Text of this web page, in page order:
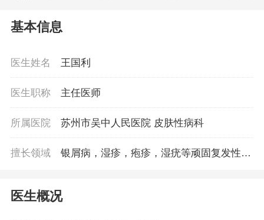
基本信息
医生姓名 王国利
医生职称 主任医师
所属医院 苏州市吴中人民医院 皮肤性病科
擅长领域
银屑病，湿疹，疱疹，湿疣等顽固复发性疾
医生概况